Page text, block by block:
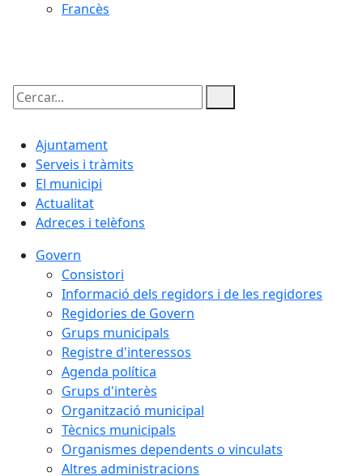
Francès
Cercar:
Ajuntament
Serveis i tràmits
El municipi
Actualitat
Adreces i telèfons
Govern
Consistori
Informació dels regidors i de les regidores
Regidories de Govern
Grups municipals
Registre d'interessos
Agenda política
Grups d'interès
Organització municipal
Tècnics municipals
Organismes dependents o vinculats
Altres administracions